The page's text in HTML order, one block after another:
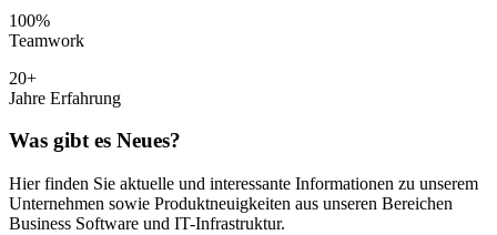
100%
Teamwork
20+
Jahre Erfahrung
Was gibt es Neues?
Hier finden Sie aktuelle und interessante Informationen zu unserem
Unternehmen sowie Produktneuigkeiten aus unseren Bereichen
Business Software und IT-Infrastruktur.